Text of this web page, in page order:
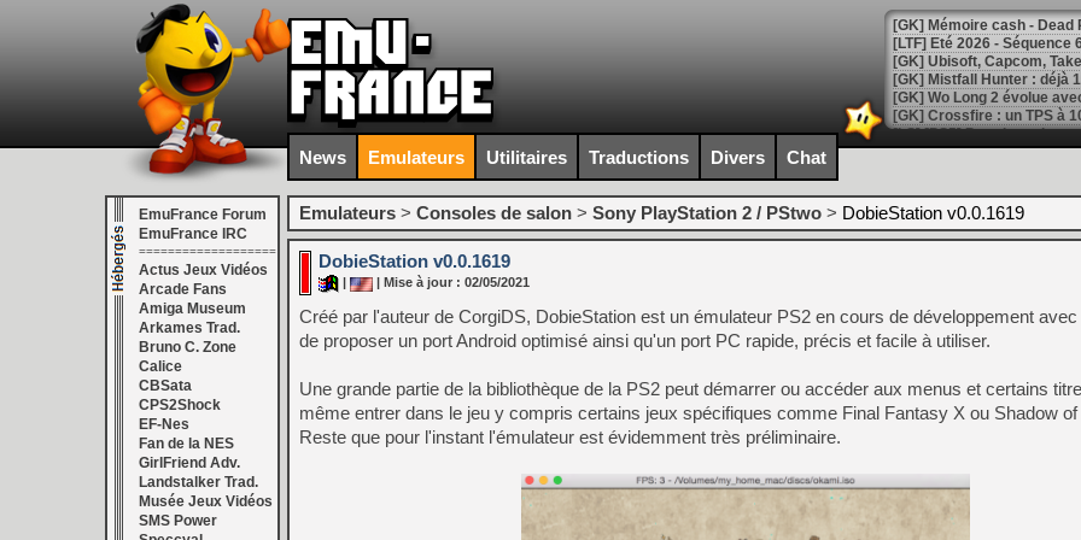
[LTF] Eté 2026 - Séquence
[GK] Mistfall Hunter : déjà
[GK] Wo Long 2 évolue
[GK] Crossfire : un TPS à
[LS] [PS5] Premiers
[Mo5] DOOM arrive en
[GK] Bethesda fête les 30
[GK] Roblox : l'action en
[GK] Agenda - GeForce
[GK] Devolver Digital en a
[LS] [PS5] ps5-y2jb-
[GK] Pourquoi Marvel
[GK] Test : Restory : Chill
[GK] GTA 6 : Rockstar
[GK] Hot Wheels Infinite
[GK] Mémoire cash -
News Emulateurs Utilitaires Traductions Divers Chat
EmuFrance Forum
EmuFrance IRC
===================
Actus Jeux Vidéos
Arcade Fans
Amiga Museum
Arkames Trad.
Bruno C. Zone
Calice
CBSata
CPS2Shock
EF-Nes
Fan de la NES
GirlFriend Adv.
Landstalker Trad.
Musée Jeux Vidéos
SMS Power
Emulateurs > Consoles de salon > Sony PlayStation 2 / PStwo > DobieStation v0.0.1619
DobieStation v0.0.1619
| Mise à jour : 02/05/2021
Créé par l'auteur de CorgiDS, DobieStation est un émulateur PS2 en cours de développement
de proposer un port Android optimisé ainsi qu'un port PC rapide, précis et facile à utiliser.
Une grande partie de la bibliothèque de la PS2 peut démarrer ou accéder aux menus et certains
même entrer dans le jeu y compris certains jeux spécifiques comme Final Fantasy X ou Shadow
Reste que pour l'instant l'émulateur est évidemment très préliminaire.